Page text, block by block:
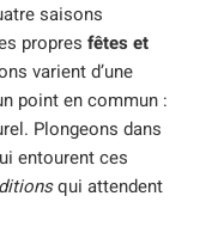
saisons
propres fêtes et
varient d’une
point en commun :
Plongeons dans
entourent ces
qui attendent